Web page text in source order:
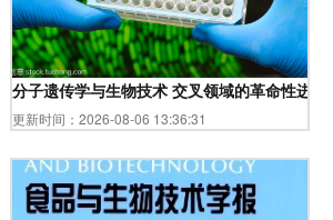
准定位你的目标院校？
分子遗传学与生物技术 交叉领域的革命性进展
更新时间：2026-08-06 13:36:31